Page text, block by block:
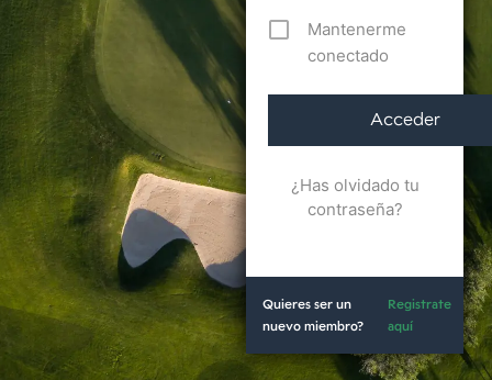
Mantenerme
conectado
¿Has olvidado tu
contraseña?
Quieres ser un
nuevo miembro?
Registrate
aquí